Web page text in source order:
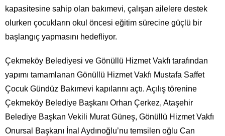
kapasitesine sahip olan bakımevi, çalışan ailelere destek
olurken çocukların okul öncesi eğitim sürecine güçlü bir
başlangıç yapmasını hedefliyor.
Çekmeköy Belediyesi ve Gönüllü Hizmet Vakfı tarafından
yapımı tamamlanan Gönüllü Hizmet Vakfı Mustafa Saffet
Çocuk Gündüz Bakımevi kapılarını açtı. Açılış törenine
Çekmeköy Belediye Başkanı Orhan Çerkez, Ataşehir
Belediye Başkan Vekili Murat Güneş, Gönüllü Hizmet Vakfı
Onursal Başkanı İnal Aydınoğlu’nu temsilen oğlu Can